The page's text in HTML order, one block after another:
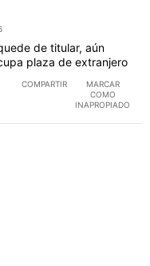
de titular, aún
plaza de extranjero
COMPARTIR
MARCAR
COMO
INAPROPIADO